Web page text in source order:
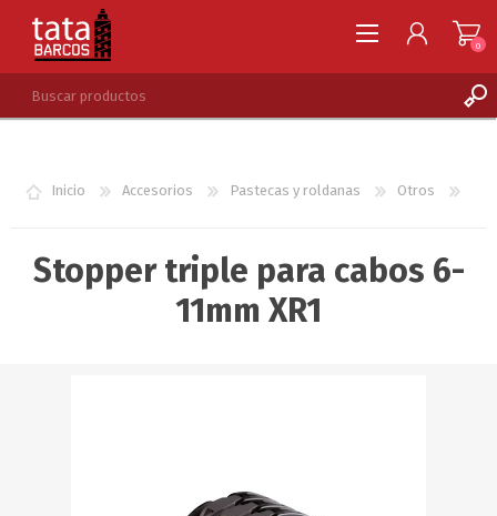
LISTA DE DESEOS
0
Inicio Accesorios Pastecas y roldanas Otros
Stopper triple para cabos 6-
11mm XR1